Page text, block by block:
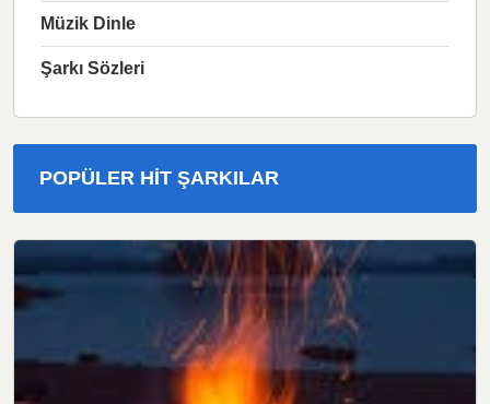
Müzik Dinle
Şarkı Sözleri
POPÜLER HIT ŞARKILAR